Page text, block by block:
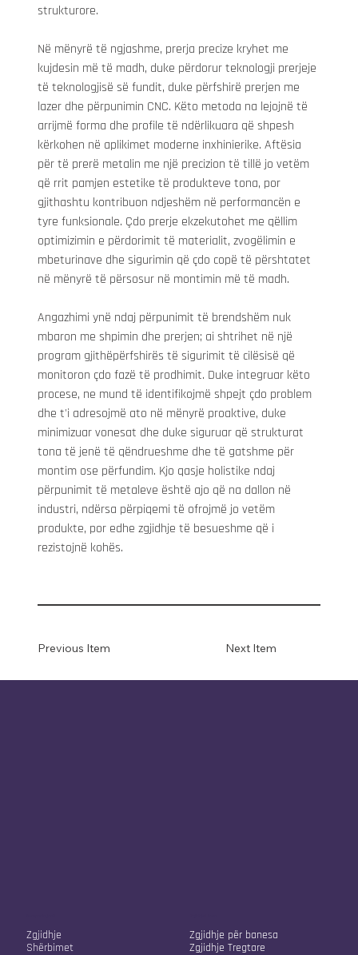
strukturore.
Në mënyrë të ngjashme, prerja precize kryhet me
kujdesin më të madh, duke përdorur teknologji prerjeje
të teknologjisë së fundit, duke përfshirë prerjen me
lazer dhe përpunimin CNC. Këto metoda na lejojnë të
arrijmë forma dhe profile të ndërlikuara që shpesh
kërkohen në aplikimet moderne inxhinierike. Aftësia
për të prerë metalin me një precizion të tillë jo vetëm
që rrit pamjen estetike të produkteve tona, por
gjithashtu kontribuon ndjeshëm në performancën e
tyre funksionale. Çdo prerje ekzekutohet me qëllim
optimizimin e përdorimit të materialit, zvogëlimin e
mbeturinave dhe sigurimin që çdo copë të përshtatet
në mënyrë të përsosur në montimin më të madh.
Angazhimi ynë ndaj përpunimit të brendshëm nuk
mbaron me shpimin dhe prerjen; ai shtrihet në një
program gjithëpërfshirës të sigurimit të cilësisë që
monitoron çdo fazë të prodhimit. Duke integruar këto
procese, ne mund të identifikojmë shpejt çdo problem
dhe t'i adresojmë ato në mënyrë proaktive, duke
minimizuar vonesat dhe duke siguruar që strukturat
tona të jenë të qëndrueshme dhe të gatshme për
montim ose përfundim. Kjo qasje holistike ndaj
përpunimit të metaleve është ajo që na dallon në
industri, ndërsa përpiqemi të ofrojmë jo vetëm
produkte, por edhe zgjidhje të besueshme që i
rezistojnë kohës.
Next Item
Previous Item
Zgjidhje
Shërbimet
Zgjidhje për banesa
Zgjidhje Tregtare